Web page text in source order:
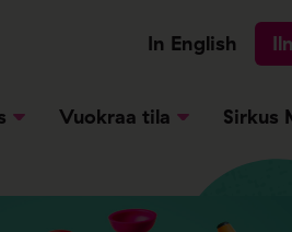
In English
Vuokraa tila Sirkus